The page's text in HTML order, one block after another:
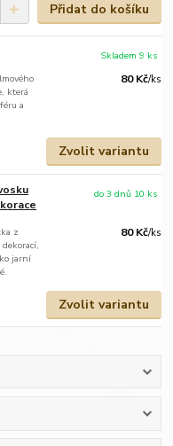
Přidat do košíku
která
a
80 Kč/ks
Skladem 9 ks
Zvolit variantu
z
jarní
80 Kč/ks
do 3 dnů 10 ks
Zvolit variantu